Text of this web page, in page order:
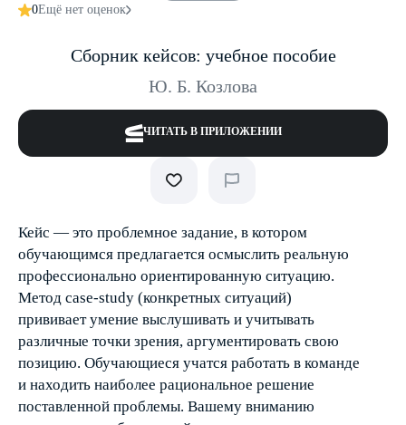
0Ещё нет оценок
Сборник кейсов: учебное пособие
Ю. Б. Козлова
ЧИТАТЬ В ПРИЛОЖЕНИИ
Кейс — это проблемное задание, в котором
обучающимся предлагается осмыслить реальную
профессионально ориентированную ситуацию.
Метод case-study (конкретных ситуаций)
прививает умение выслушивать и учитывать
различные точки зрения, аргументировать свою
позицию. Обучающиеся учатся работать в команде
и находить наиболее рациональное решение
поставленной проблемы. Вашему вниманию